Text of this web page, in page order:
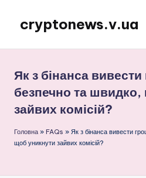
Перейти
вмісту
cryptonews.v.ua
криптовалют,
аналітика,
курси,
прогнози
гайди.
Як з бінанса
безпечно та
зайвих комісій?
Головна » FAQs » Як з бінанса вивести
щоб уникнути зайвих комісій?